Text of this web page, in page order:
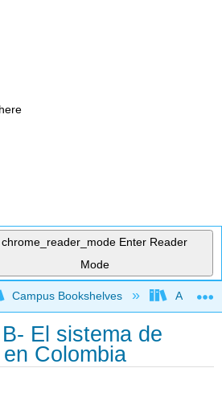
chrome_reader_mode Enter Reader
Mode
global hierarchy
Campus Bookshelves Allan
El sistema de
Colombia